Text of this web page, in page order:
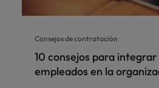
Consejos de contratación
10 consejos para integrar
empleados en la